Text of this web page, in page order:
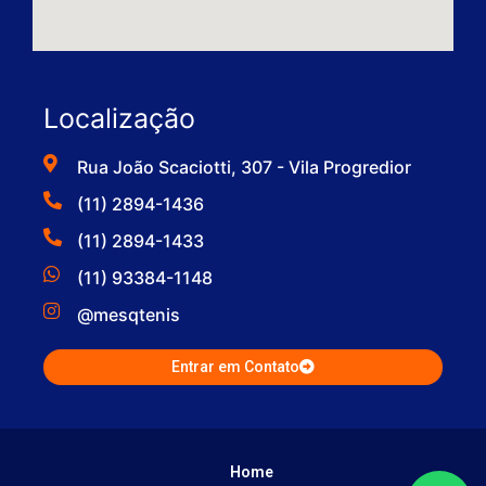
Localização
Rua João Scaciotti, 307 - Vila Progredior
(11) 2894-1436
(11) 2894-1433
(11) 93384-1148
@mesqtenis
Entrar em Contato
Home